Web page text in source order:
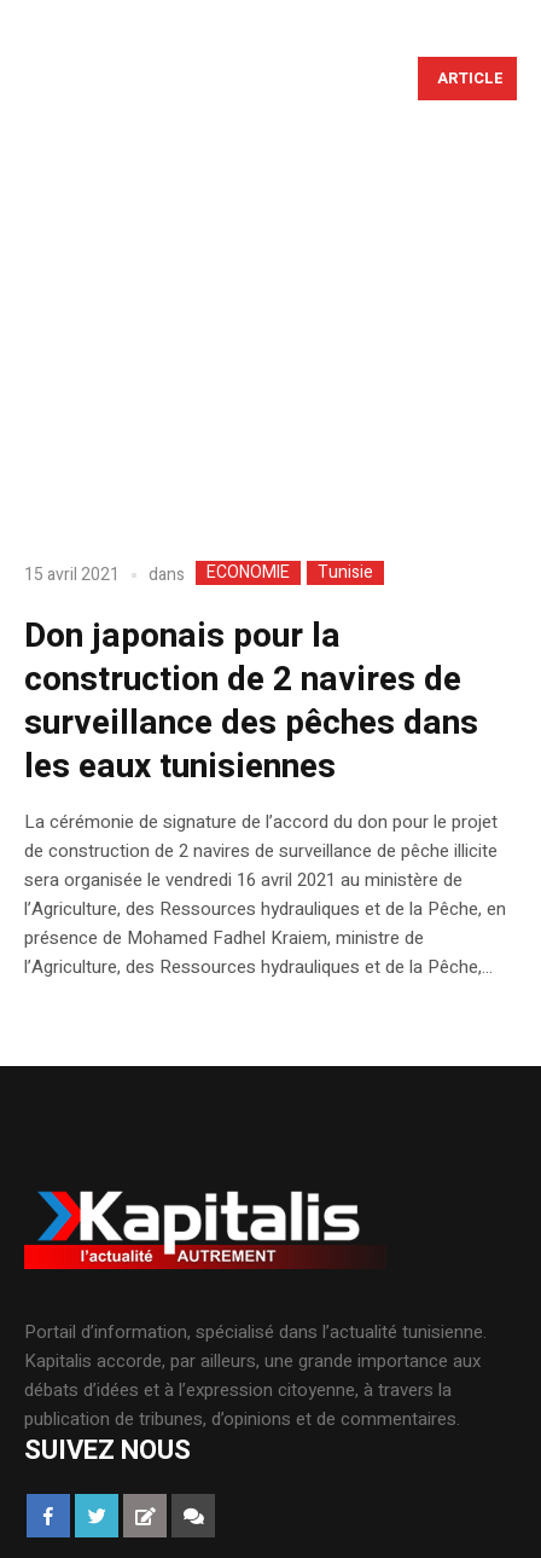
ARTICLE
15 avril 2021 dans ECONOMIE Tunisie
Don japonais pour la
construction de 2 navires de
surveillance des pêches dans
les eaux tunisiennes
La cérémonie de signature de l’accord du don pour le projet
de construction de 2 navires de surveillance de pêche illicite
sera organisée le vendredi 16 avril 2021 au ministère de
l’Agriculture, des Ressources hydrauliques et de la Pêche, en
présence de Mohamed Fadhel Kraiem, ministre de
l’Agriculture, des Ressources hydrauliques et de la Pêche,...
Portail d’information, spécialisé dans l’actualité tunisienne.
Kapitalis accorde, par ailleurs, une grande importance aux
débats d’idées et à l’expression citoyenne, à travers la
publication de tribunes, d’opinions et de commentaires.
SUIVEZ NOUS